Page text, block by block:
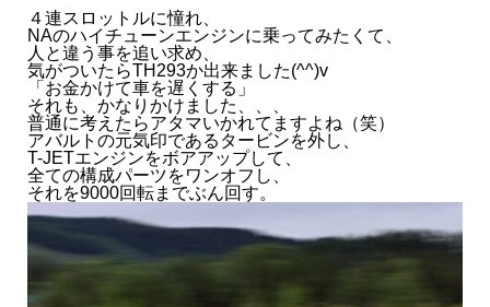
お知らせ
デモカー
- 2026.01
2025
- 2025.12
- 2025.11
- 2025.10
４連スロットルに憧れ、
NAのハイチューンエンジンに乗ってみたくて、
人と違う事を追い求め、
気がついたらTH293か出来ました(^^)v
「お金かけて車を遅くする」
それも、かなりかけました、、、
普通に考えたらアタマいかれてますよね（笑）
アバルトの元気印であるタービンを外し、
T-JETエンジンをボアアップして、
全ての構成パーツをワンオフし、
それを9000回転までぶん回す。